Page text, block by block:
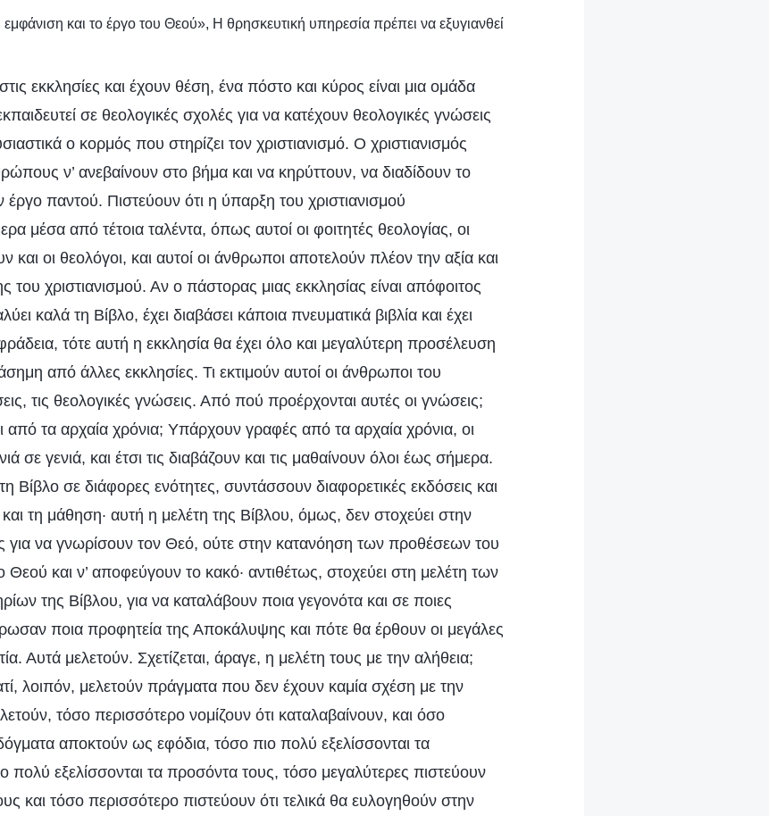
και το έργο του Θεού», Η θρησκευτική υπηρεσία πρέπει να εξυγιανθεί
εκκλησίες και έχουν θέση, ένα πόστο και κύρος είναι μια ομάδα
σε θεολογικές σχολές για να κατέχουν θεολογικές γνώσεις
ο κορμός που στηρίζει τον χριστιανισμό. Ο χριστιανισμός
ν’ ανεβαίνουν στο βήμα και να κηρύττουν, να διαδίδουν το
έργο παντού. Πιστεύουν ότι η ύπαρξη του χριστιανισμού
μέσα από τέτοια ταλέντα, όπως αυτοί οι φοιτητές θεολογίας, οι
και οι θεολόγοι, και αυτοί οι άνθρωποι αποτελούν πλέον την αξία και
του χριστιανισμού. Αν ο πάστορας μιας εκκλησίας είναι απόφοιτος
καλά τη Βίβλο, έχει διαβάσει κάποια πνευματικά βιβλία και έχει
τότε αυτή η εκκλησία θα έχει όλο και μεγαλύτερη προσέλευση
από άλλες εκκλησίες. Τι εκτιμούν αυτοί οι άνθρωποι του
τις θεολογικές γνώσεις. Από πού προέρχονται αυτές οι γνώσεις;
τα αρχαία χρόνια; Υπάρχουν γραφές από τα αρχαία χρόνια, οι
σε γενιά, και έτσι τις διαβάζουν και τις μαθαίνουν όλοι έως σήμερα.
Βίβλο σε διάφορες ενότητες, συντάσσουν διαφορετικές εκδόσεις και
τη μάθηση· αυτή η μελέτη της Βίβλου, όμως, δεν στοχεύει στην
για να γνωρίσουν τον Θεό, ούτε στην κατανόηση των προθέσεων του
και ν’ αποφεύγουν το κακό· αντιθέτως, στοχεύει στη μελέτη των
της Βίβλου, για να καταλάβουν ποια γεγονότα και σε ποιες
ποια προφητεία της Αποκάλυψης και πότε θα έρθουν οι μεγάλες
Αυτά μελετούν. Σχετίζεται, άραγε, η μελέτη τους με την αλήθεια;
λοιπόν, μελετούν πράγματα που δεν έχουν καμία σχέση με την
τόσο περισσότερο νομίζουν ότι καταλαβαίνουν, και όσο
αποκτούν ως εφόδια, τόσο πιο πολύ εξελίσσονται τα
εξελίσσονται τα προσόντα τους, τόσο μεγαλύτερες πιστεύουν
και τόσο περισσότερο πιστεύουν ότι τελικά θα ευλογηθούν στην